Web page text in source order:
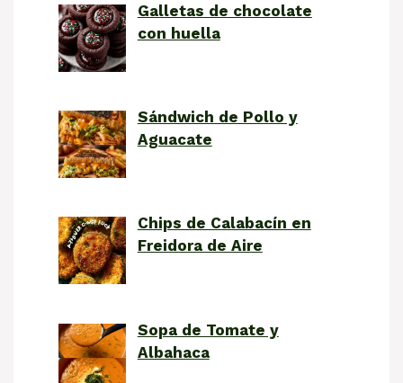
Galletas de chocolate
con huella
Sándwich de Pollo y
Aguacate
Chips de Calabacín en
Freidora de Aire
Sopa de Tomate y
Albahaca